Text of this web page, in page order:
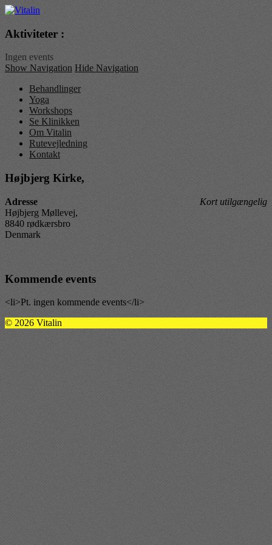
Aktiviteter :
Ingen events
Show Navigation Hide Navigation
Behandlinger
Yoga
Workshops
Se Klinikken
Om Vitalin
Rutevejledning
Kontakt
Højbjerg Kirke,
Kort utilgængelig
Adresse
Højbjerg Møllevej,
8840 rødkærsbro
Denmark
Kommende events
<li>Pt. ingen kommende events</li>
© 2026 Vitalin